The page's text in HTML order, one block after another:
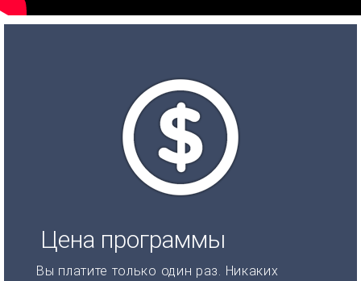
Цена программы
Вы платите только один раз. Никаких